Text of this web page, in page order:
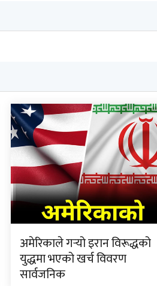
अमेरिकाले गर्‍यो इरान विरूद्धको
युद्धमा भएको खर्च विवरण
सार्वजनिक